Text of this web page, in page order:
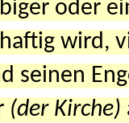
oder
wird,
seinen
(der Kirche)